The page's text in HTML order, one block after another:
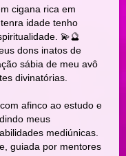
cigana rica em
idade tenho
💫🔮
dons inatos de
sábia de meu avô
divinatórias.
afinco ao estudo e
meus
mediúnicas.
guiada por mentores